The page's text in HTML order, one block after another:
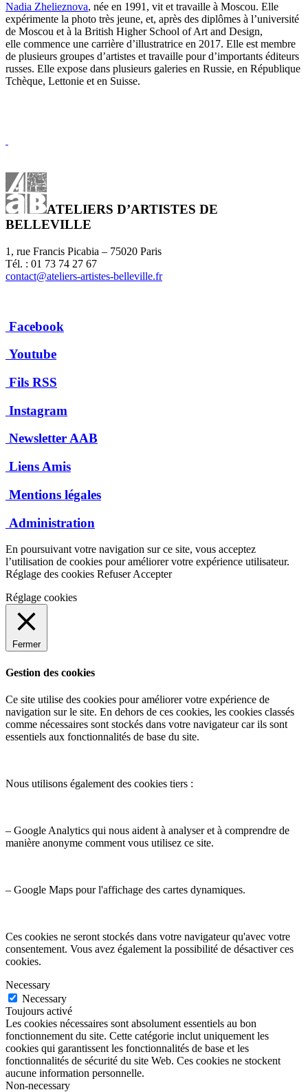
Nadia Zhelieznova, née en 1991, vit et travaille à Moscou. Elle
expérimente la photo très jeune, et, après des diplômes à l’université
de Moscou et à la British Higher School of Art and Design,
elle commence une carrière d’illustratrice en 2017. Elle est membre
de plusieurs groupes d’artistes et travaille pour d’importants éditeurs
russes. Elle expose dans plusieurs galeries en Russie, en République
Tchèque, Lettonie et en Suisse.
ATELIERS D’ARTISTES DE
BELLEVILLE
1, rue Francis Picabia – 75020 Paris
Tél. : 01 73 74 27 67
contact@ateliers-artistes-belleville.fr
Facebook
Youtube
Fils RSS
Instagram
Newsletter AAB
Liens Amis
Mentions légales
Administration
En poursuivant votre navigation sur ce site, vous acceptez
l’utilisation de cookies pour améliorer votre expérience utilisateur.
Réglage des cookies Refuser Accepter
Réglage cookies
Fermer
Gestion des cookies
Ce site utilise des cookies pour améliorer votre expérience de
navigation sur le site. En dehors de ces cookies, les cookies classés
comme nécessaires sont stockés dans votre navigateur car ils sont
essentiels aux fonctionnalités de base du site.
Nous utilisons également des cookies tiers :
– Google Analytics qui nous aident à analyser et à comprendre de
manière anonyme comment vous utilisez ce site.
– Google Maps pour l'affichage des cartes dynamiques.
Ces cookies ne seront stockés dans votre navigateur qu'avec votre
consentement. Vous avez également la possibilité de désactiver ces
cookies.
Necessary
Necessary
Toujours activé
Les cookies nécessaires sont absolument essentiels au bon
fonctionnement du site. Cette catégorie inclut uniquement les
cookies qui garantissent les fonctionnalités de base et les
fonctionnalités de sécurité du site Web. Ces cookies ne stockent
aucune information personnelle.
Non-necessary